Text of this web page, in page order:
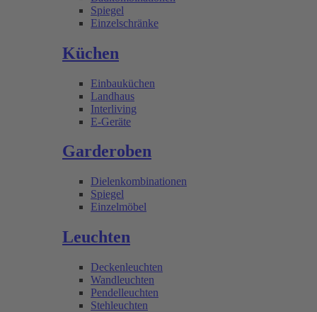
Spiegel
Einzelschränke
Küchen
Einbauküchen
Landhaus
Interliving
E-Geräte
Garderoben
Dielenkombinationen
Spiegel
Einzelmöbel
Leuchten
Deckenleuchten
Wandleuchten
Pendelleuchten
Stehleuchten